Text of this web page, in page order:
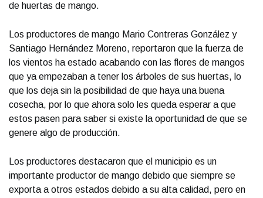
de huertas de mango.
Los productores de mango Mario Contreras González y
Santiago Hernández Moreno, reportaron que la fuerza de
los vientos ha estado acabando con las flores de mangos
que ya empezaban a tener los árboles de sus huertas, lo
que los deja sin la posibilidad de que haya una buena
cosecha, por lo que ahora solo les queda esperar a que
estos pasen para saber si existe la oportunidad de que se
genere algo de producción.
Los productores destacaron que el municipio es un
importante productor de mango debido que siempre se
exporta a otros estados debido a su alta calidad, pero en